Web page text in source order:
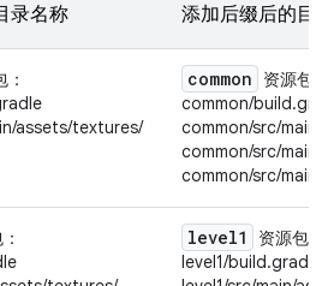
录名称 添加后缀后的目
：
assets/textures/
common 资源包
common/
common/src/
common/src/
common/src/
：
level1 资源包
level1/build.gradle